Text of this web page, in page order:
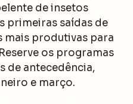
de insetos
primeiras saídas de
mais produtivas para
os programas
de antecedência,
e março.